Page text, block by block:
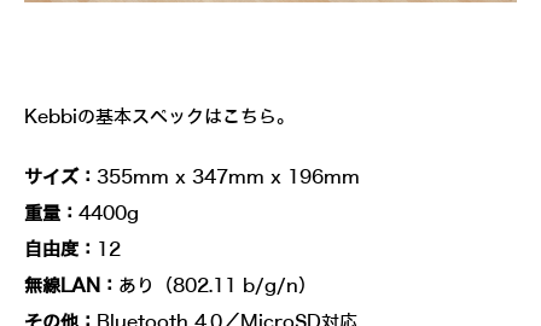
Kebbiの基本スペックはこちら。
サイズ： 355mm x 347mm x 196mm
重量： 4400g
自由度：
12
無線LAN： あり（802.11 b/g/n）